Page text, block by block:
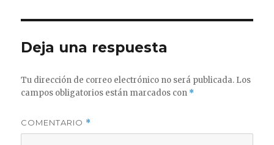
Deja una respuesta
Tu dirección de correo electrónico no será publicada. Los
campos obligatorios están marcados con *
COMENTARIO *